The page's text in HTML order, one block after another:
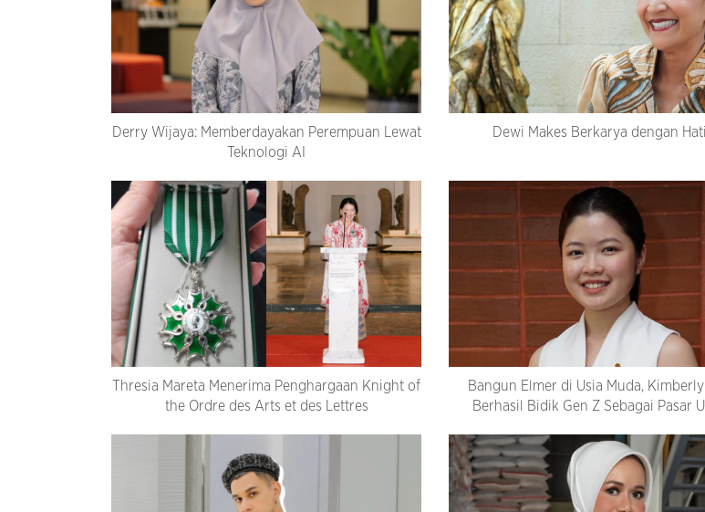
Derry Wijaya: Memberdayakan Perempuan Lewat
Teknologi AI
Dewi Makes Berkarya dengan
Thresia Mareta Menerima Penghargaan Knight of
the Ordre des Arts et des Lettres
Bangun Elmer di Usia Muda,
Berhasil Bidik Gen Z Sebagai Pasar